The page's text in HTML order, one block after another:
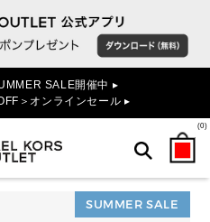
SALE開催中 ▸
＞オンラインセール ▸
(0)
検索
SUMMER SALE